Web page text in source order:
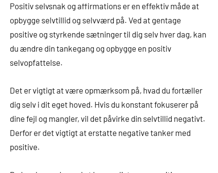
Positiv selvsnak og affirmations er en effektiv måde at
opbygge selvtillid og selvværd på. Ved at gentage
positive og styrkende sætninger til dig selv hver dag, kan
du ændre din tankegang og opbygge en positiv
selvopfattelse.
Det er vigtigt at være opmærksom på, hvad du fortæller
dig selv i dit eget hoved. Hvis du konstant fokuserer på
dine fejl og mangler, vil det påvirke din selvtillid negativt.
Derfor er det vigtigt at erstatte negative tanker med
positive.